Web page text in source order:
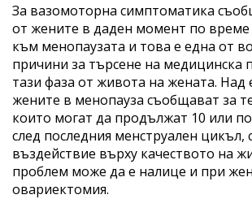
За вазомоторна симптоматика
от жените в даден момент по време
към менопаузата и това е една от
причини за търсене на медицинска
тази фаза от живота на жената. Над
жените в менопауза съобщават за
които могат да продължат 10 или
след последния менструален цикъл,
въздействие върху качеството на
проблем може да е налице и при
овариектомия.